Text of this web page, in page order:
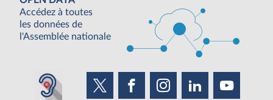
Accédez à toutes
les données de
l'Assemblée nationale